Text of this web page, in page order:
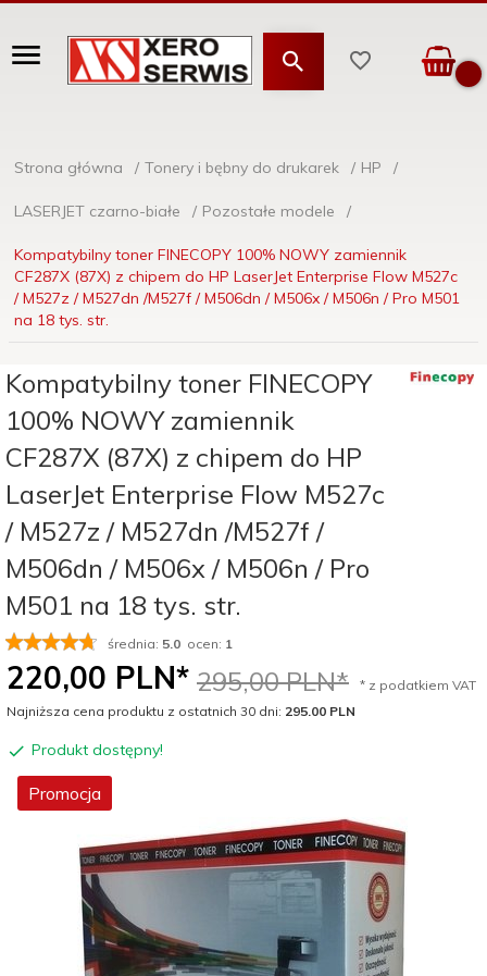
Strona główna Tonery i bębny do drukarek HP
LASERJET czarno-białe Pozostałe modele
Kompatybilny toner FINECOPY 100% NOWY zamiennik
CF287X (87X) z chipem do HP LaserJet Enterprise Flow M527c
/ M527z / M527dn /M527f / M506dn / M506x / M506n / Pro M501
na 18 tys. str.
Kompatybilny toner FINECOPY
100% NOWY zamiennik
CF287X (87X) z chipem do HP
LaserJet Enterprise Flow M527c
/ M527z / M527dn /M527f /
M506dn / M506x / M506n / Pro
M501 na 18 tys. str.
średnia: 5.0 ocen: 1
220,00 PLN* 295,00 PLN*
* z podatkiem VAT
Najniższa cena produktu z ostatnich 30 dni: 295.00 PLN
Produkt dostępny!
Promocja